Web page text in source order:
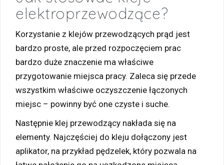
elektroprzewodzące?
Korzystanie z klejów przewodzących prąd jest
bardzo proste, ale przed rozpoczęciem prac
bardzo duże znaczenie ma właściwe
przygotowanie miejsca pracy. Zaleca się przede
wszystkim właściwe oczyszczenie łączonych
miejsc – powinny być one czyste i suche.
Następnie klej przewodzący nakłada się na
elementy. Najczęściej do kleju dołączony jest
aplikator, na przykład pędzelek, który pozwala na